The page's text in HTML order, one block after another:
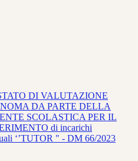
DI VALUTAZIONE
DA PARTE DELLA
SCOLASTICA PER IL
di incarichi
‘’TUTOR " - DM 66/2023